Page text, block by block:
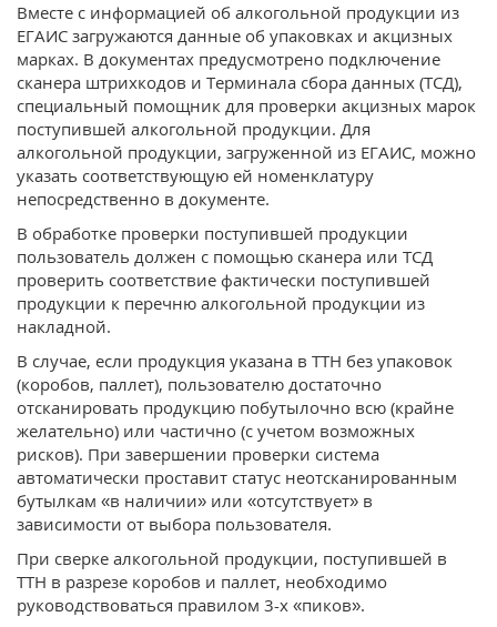
Вместе с информацией об алкогольной продукции из
ЕГАИС загружаются данные об упаковках и акцизных
марках. В документах предусмотрено подключение
сканера штрихкодов и Терминала сбора данных (ТСД),
специальный помощник для проверки акцизных марок
поступившей алкогольной продукции. Для
алкогольной продукции, загруженной из ЕГАИС, можно
указать соответствующую ей номенклатуру
непосредственно в документе.
В обработке проверки поступившей продукции
пользователь должен с помощью сканера или ТСД
проверить соответствие фактически поступившей
продукции к перечню алкогольной продукции из
накладной.
В случае, если продукция указана в ТТН без упаковок
(коробов, паллет), пользователю достаточно
отсканировать продукцию побутылочно всю (крайне
желательно) или частично (с учетом возможных
рисков). При завершении проверки система
автоматически проставит статус неотсканированным
бутылкам «в наличии» или «отсутствует» в
зависимости от выбора пользователя.
При сверке алкогольной продукции, поступившей в
ТТН в разрезе коробов и паллет, необходимо
руководствоваться правилом 3-х «пиков».